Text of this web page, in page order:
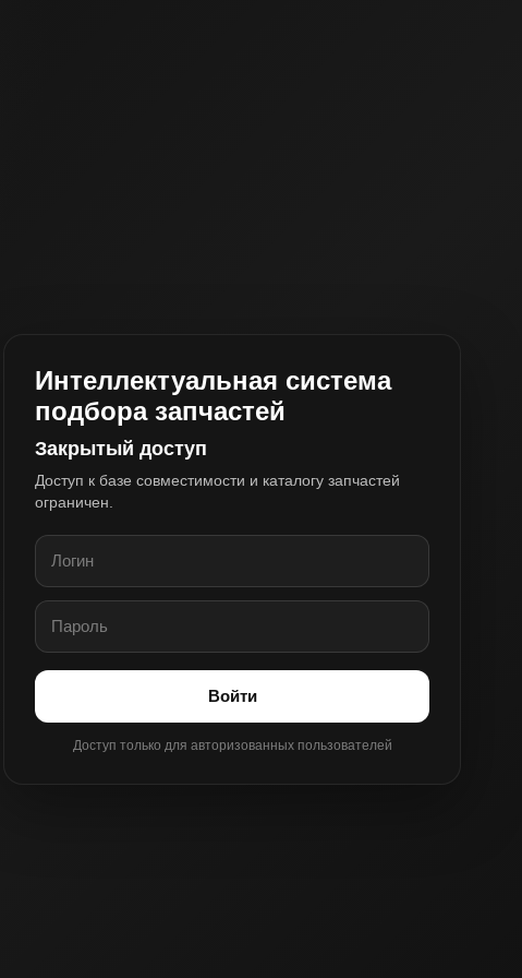
Интеллектуальная система
подбора запчастей
Закрытый доступ
Доступ к базе совместимости и каталогу запчастей
ограничен.
Войти
Доступ только для авторизованных пользователей